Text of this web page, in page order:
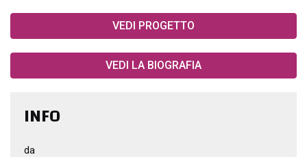
VEDI PROGETTO
VEDI LA BIOGRAFIA
INFO
da